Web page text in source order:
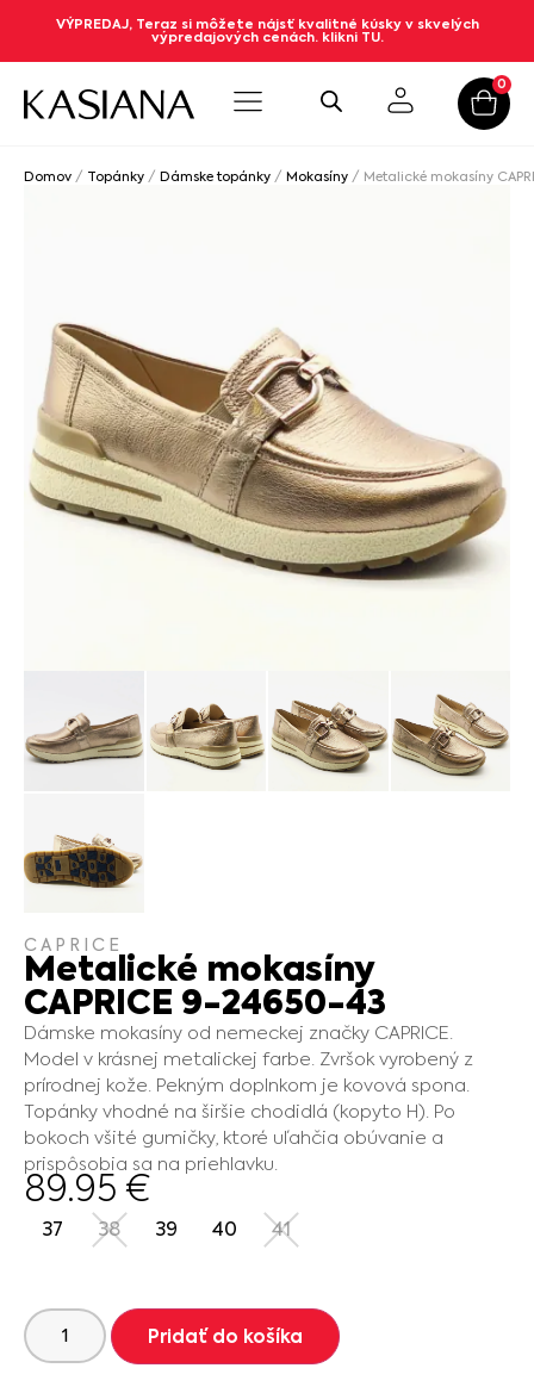
VÝPREDAJ, Teraz si môžete nájsť kvalitné kúsky v skvelých
výpredajových cenách. klikni TU.
0
Domov / Topánky / Dámske topánky / Mokasíny / Metalické mokasíny
CAPRICE
Metalické mokasíny
CAPRICE 9-24650-43
Dámske mokasíny od nemeckej značky CAPRICE.
Model v krásnej metalickej farbe. Zvršok vyrobený z
prírodnej kože. Pekným doplnkom je kovová spona.
Topánky vhodné na širšie chodidlá (kopyto H). Po
bokoch všité gumičky, ktoré uľahčia obúvanie a
prispôsobia sa na priehlavku.
89.95 €
37 38 39 40 41
Pridať do košíka